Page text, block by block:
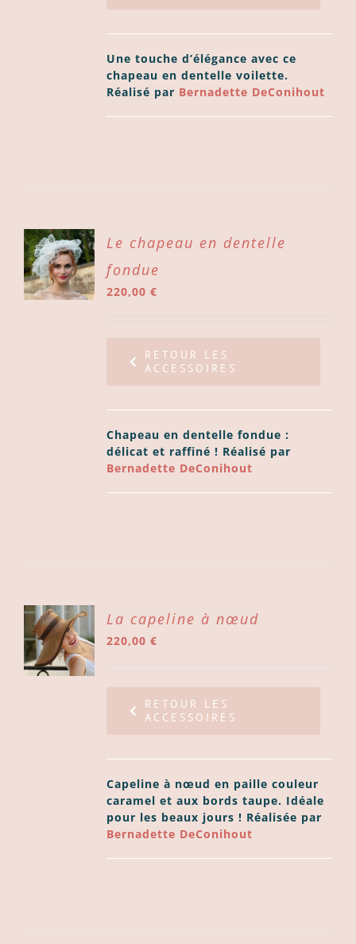
Une touche d’élégance avec ce
chapeau en dentelle voilette.
Réalisé par Bernadette DeConihout
Le chapeau en dentelle
fondue
220,00€
RETOUR LES
ACCESSOIRES
Chapeau en dentelle fondue :
délicat et raffiné ! Réalisé par
Bernadette DeConihout
La capeline à nœud
220,00€
RETOUR LES
ACCESSOIRES
Capeline à nœud en paille couleur
caramel et aux bords taupe. Idéale
pour les beaux jours ! Réalisée par
Bernadette DeConihout